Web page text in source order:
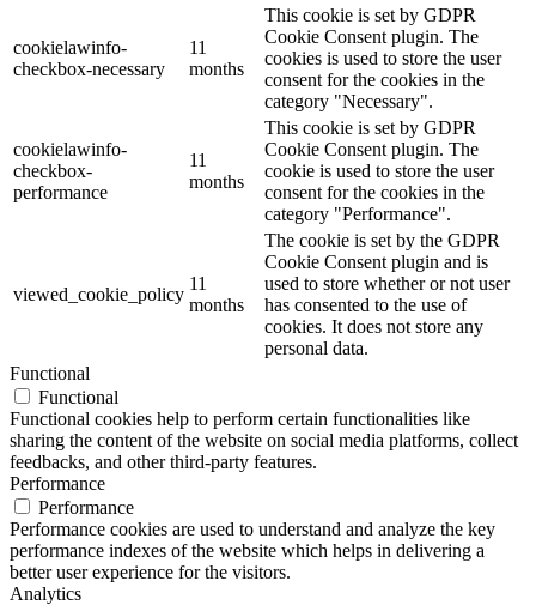
cookielawinfo-
checkbox-necessary
11
months
This cookie is set by GDPR
Cookie Consent plugin. The
cookies is used to store the user
consent for the cookies in the
category "Necessary".
cookielawinfo-
checkbox-
performance
11
months
This cookie is set by GDPR
Cookie Consent plugin. The
cookie is used to store the user
consent for the cookies in the
category "Performance".
viewed_cookie_policy
11
months
The cookie is set by the GDPR
Cookie Consent plugin and is
used to store whether or not user
has consented to the use of
cookies. It does not store any
personal data.
Functional
Functional
Functional cookies help to perform certain functionalities like
sharing the content of the website on social media platforms, collect
feedbacks, and other third-party features.
Performance
Performance
Performance cookies are used to understand and analyze the key
performance indexes of the website which helps in delivering a
better user experience for the visitors.
Analytics